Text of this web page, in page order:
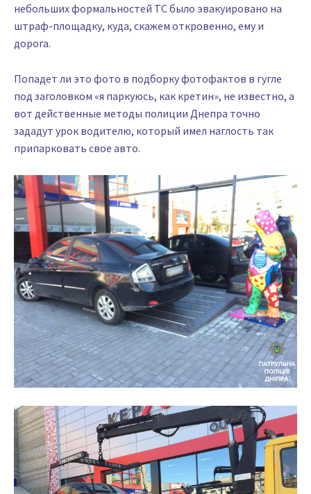
небольших формальностей ТС было эвакуировано на
штраф-площадку, куда, скажем откровенно, ему и
дорога.
Попадет ли это фото в подборку фотофактов в гугле
под заголовком «я паркуюсь, как кретин», не известно, а
вот действенные методы полиции Днепра точно
зададут урок водителю, который имел наглость так
припарковать свое авто.